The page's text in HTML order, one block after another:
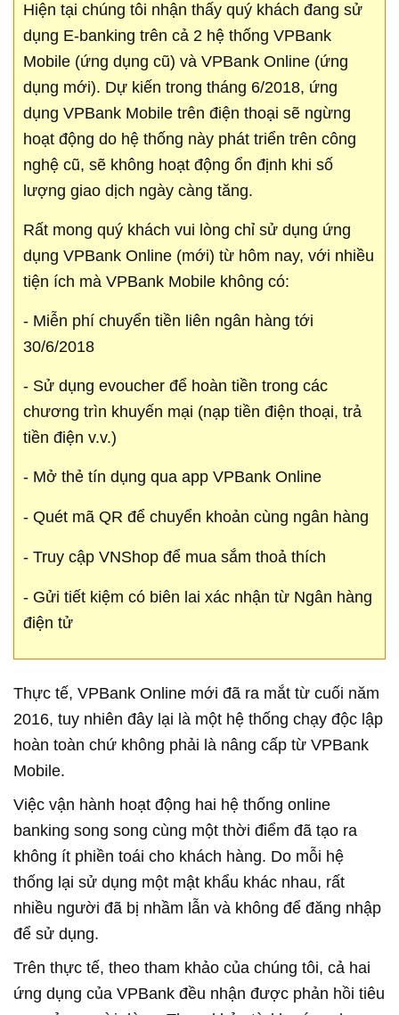
Hiện tại chúng tôi nhận thấy quý khách đang sử
dụng E-banking trên cả 2 hệ thống VPBank
Mobile (ứng dụng cũ) và VPBank Online (ứng
dụng mới). Dự kiến trong tháng 6/2018, ứng
dụng VPBank Mobile trên điện thoại sẽ ngừng
hoạt động do hệ thống này phát triển trên công
nghệ cũ, sẽ không hoạt động ổn định khi số
lượng giao dịch ngày càng tăng.
Rất mong quý khách vui lòng chỉ sử dụng ứng
dụng VPBank Online (mới) từ hôm nay, với nhiều
tiện ích mà VPBank Mobile không có:
- Miễn phí chuyển tiền liên ngân hàng tới
30/6/2018
- Sử dụng evoucher để hoàn tiền trong các
chương trìn khuyến mại (nạp tiền điện thoại, trả
tiền điện v.v.)
- Mở thẻ tín dụng qua app VPBank Online
- Quét mã QR để chuyển khoản cùng ngân hàng
- Truy cập VNShop để mua sắm thoả thích
- Gửi tiết kiệm có biên lai xác nhận từ Ngân hàng
điện tử
Thực tế, VPBank Online mới đã ra mắt từ cuối năm
2016, tuy nhiên đây lại là một hệ thống chạy độc lập
hoàn toàn chứ không phải là nâng cấp từ VPBank
Mobile.
Việc vận hành hoạt động hai hệ thống online
banking song song cùng một thời điểm đã tạo ra
không ít phiền toái cho khách hàng. Do mỗi hệ
thống lại sử dụng một mật khẩu khác nhau, rất
nhiều người đã bị nhầm lẫn và không để đăng nhập
để sử dụng.
Trên thực tế, theo tham khảo của chúng tôi, cả hai
ứng dụng của VPBank đều nhận được phản hồi tiêu